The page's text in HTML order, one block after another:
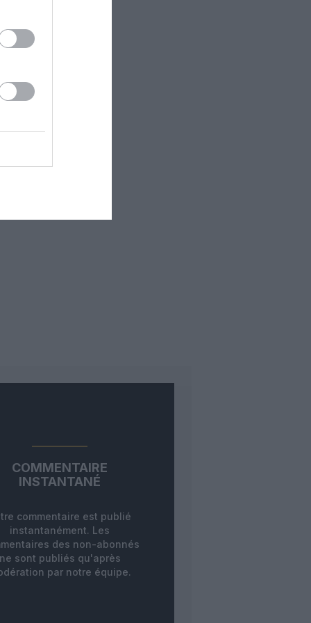
COMMENTAIRE
INSTANTANÉ
commentaire est publié
instantanément. Les
des non-abonnés
ne sont publiés qu'après
par notre équipe.